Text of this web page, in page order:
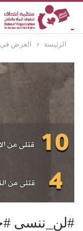
الرئيسة العرض في
#لن_ننسى